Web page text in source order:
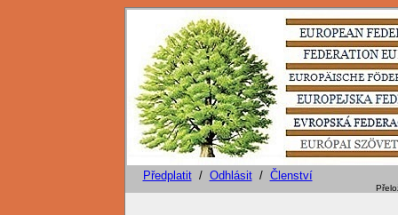
Předplatit/ Odhlásit/ Členství
Přeložil. Ing. Petr Navrátil - KSLP